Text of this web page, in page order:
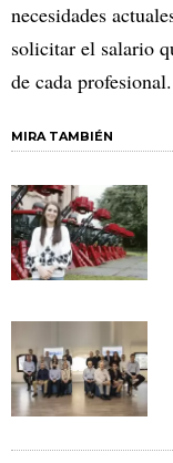
necesidades
solicitar el salario
de cada profesional.
MIRA TAMBIÉN